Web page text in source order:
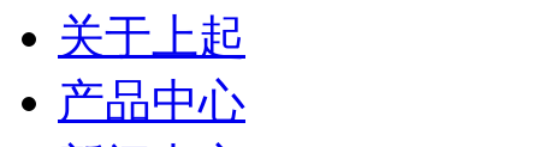
关于上起
产品中心